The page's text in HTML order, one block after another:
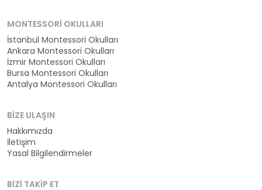
MONTESSORI OKULLARI
İstanbul Montessori Okulları
Ankara Montessori Okulları
İzmir Montessori Okulları
Bursa Montessori Okulları
Antalya Montessori Okulları
BIZE ULAŞIN
Hakkımızda
İletişim
Yasal Bilgilendirmeler
BIZI TAKIP ET